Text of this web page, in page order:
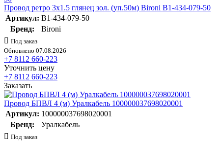
Провод ретро 3х1.5 глянец зол. (уп.50м) Bironi B1-434-079-50
Артикул: B1-434-079-50
Бренд:
Bironi
Под заказ
Обновлено 07.08.2026
+7 8112 660-223
Уточнить цену
+7 8112 660-223
Заказать
Провод БПВЛ 4 (м) Уралкабель 100000037698020001
Артикул: 100000037698020001
Бренд:
Уралкабель
Под заказ